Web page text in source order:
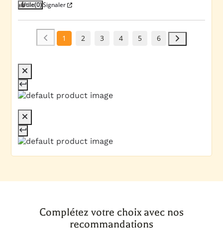
Utile(0)Signaler
1 2 3 4 5 6
Complétez votre choix avec nos
recommandations